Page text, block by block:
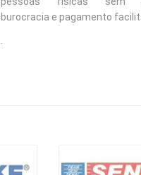
burocracia e pagamento